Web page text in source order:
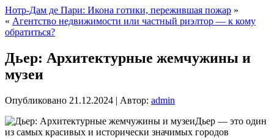
Нотр-Дам де Пари: Икона готики, пережившая пожар »
« Агентство недвижимости или частный риэлтор — к кому
обратиться?
Дьер: Архитектурные жемчужины и
музеи
Опубликовано 21.12.2024 | Автор: admin
Дьер — это один
из самых красивых и исторически значимых городов